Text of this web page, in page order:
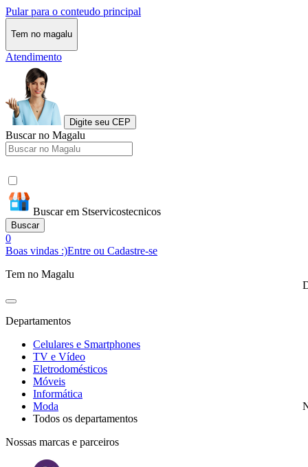
Pular para o conteudo principal
Tem no magalu
Atendimento
Digite seu CEP
Buscar no Magalu
Buscar em Stservicostecnicos
Buscar
0
Boas vindas :)Entre ou Cadastre-se
Tem no Magalu
Departamentos
Celulares e Smartphones
TV e Vídeo
Eletrodomésticos
Móveis
Informática
Moda
Todos os departamentos
Nossas marcas e parceiros